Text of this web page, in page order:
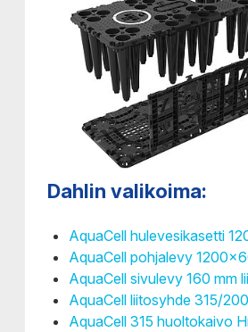
Dahlin valikoima:
AquaCell hulevesikasetti
AquaCell pohjalevy
AquaCell sivulevy 160 mm
AquaCell liitosyhde 315/200
AquaCell 315 huoltokaivo